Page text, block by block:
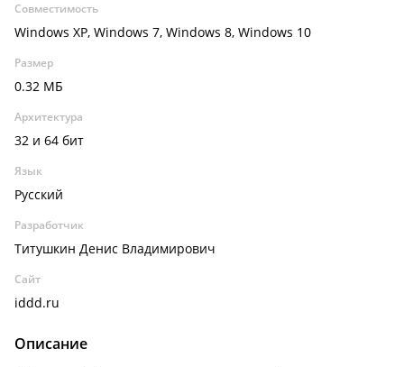
Совместимость
Windows XP, Windows 7, Windows 8, Windows 10
Размер
0.32 МБ
Архитектура
32 и 64 бит
Язык
Русский
Разработчик
Титушкин Денис Владимирович
Сайт
iddd.ru
Описание